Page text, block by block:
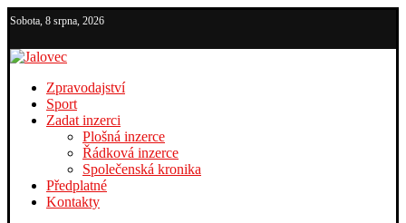
Sobota, 8 srpna, 2026
Zpravodajství
Sport
Zadat inzerci
Plošná inzerce
Řádková inzerce
Společenská kronika
Předplatné
Kontakty